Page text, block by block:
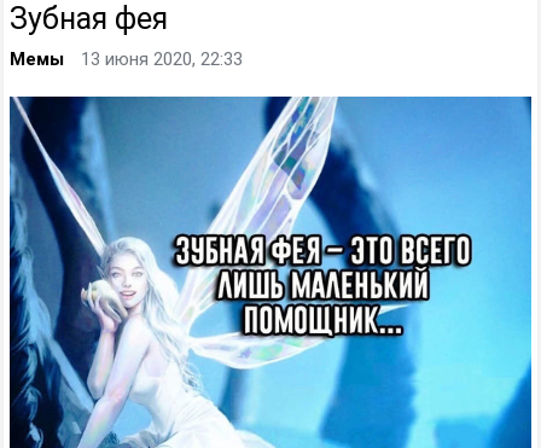
Зубная фея
Мемы 13 июня 2020, 22:33